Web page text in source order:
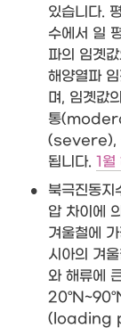
있습니다.
수에서 일
파의 임곗
해양열파
며, 임곗값
통
(severe),
됩니다. 1월
•
북극진동지
압 차이에
겨울철에
시아의 겨
와 해류에
(loading